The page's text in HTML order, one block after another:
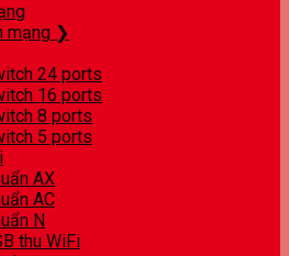
mạng ❯
24 ports
16 ports
8 ports
5 ports
AX
AC
N
thu WiFi